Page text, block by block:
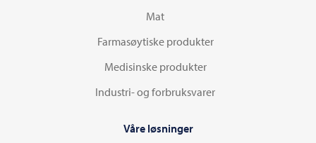
Mat
Farmasøytiske produkter
Medisinske produkter
Industri- og forbruksvarer
Våre løsninger